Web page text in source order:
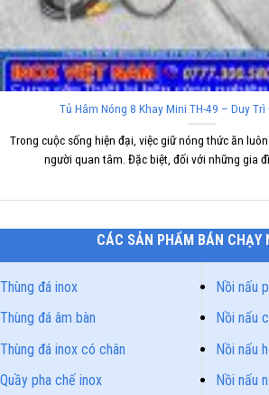
Tủ Hâm Nóng 8 Khay Mini TH-49 – Duy
Trong cuộc sống hiện đại, việc giữ nóng thức ăn
người quan tâm. Đặc biệt, đối với những gia
CÁC SẢN PHẨM BÁN CHẠY
Thùng đá inox
Thùng đá âm bàn
Thùng đá inox có chân
Quầy pha chế inox
Nồi nấu
Nồi nấu
Nồi nấu
Nồi nấu